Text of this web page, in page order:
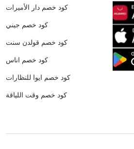
كود خصم دار الأميرات
كود خصم جيني
كود خصم قولدن سنت
كود خصم اناس
كود خصم ايوا للنظارات
كود خصم وقت اللياقة